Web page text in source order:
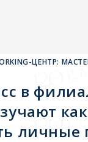
ЦЕНТР:
в
как
личные